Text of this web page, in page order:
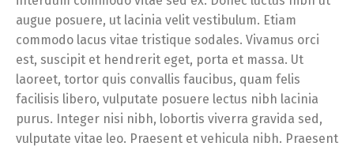
augue posuere, ut lacinia velit vestibulum. Etiam
commodo lacus vitae tristique sodales. Vivamus orci
est, suscipit et hendrerit eget, porta et massa. Ut
laoreet, tortor quis convallis faucibus, quam felis
facilisis libero, vulputate posuere lectus nibh lacinia
purus. Integer nisi nibh, lobortis viverra gravida sed,
vulputate vitae leo. Praesent et vehicula nibh. Praesent